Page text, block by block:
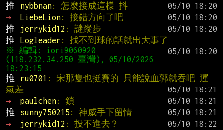
推
nybbnan: 怎麼接成這樣 抖
→
LiebeLion: 接錯方向了吧
推
jerrykid12 : 謎蹤步
推
Logleader : 找不到球的話就出大事了
※ 編輯: iori9060920
(118.232.34.250 臺灣), 05/10/2026
推
ru0701 : 宋那隻也挺賽的 只能說血郭就吞吧 運
氣差
→
paulchen: 鎖
推
sunny750215 : 神威手下留情
→
jerrykid12 : 投不進去？